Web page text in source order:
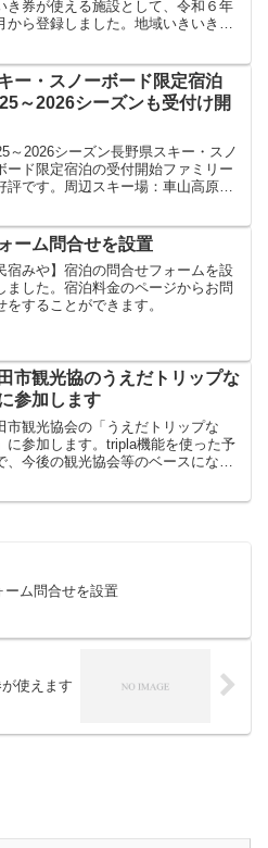
き券が使える施設として、令和６年
から登録しました。地域いきいき券
い。ー・スノーボード限定宿泊
～2026シーズンも受付け開
～2026シーズン長野県スキー・スノ
ード限定宿泊の受付開始ファミリー
評です。周辺スキー場：車山高原ス
高原スキー場４０分・番所ヶ原スキ
３０分・ブランシュたかやまスキー
５分
ーム問合せを設置
宿みや】宿泊の問合せフォームを設
ました。宿泊料金のページからお問
をすることができます。
田市観光協のうえだトリップな
参加します
市観光協会の「うえだトリップな
に参加します。tripla機能を使った予
、今後の観光協会等のベースになる
ーム問合せを設置
使えます